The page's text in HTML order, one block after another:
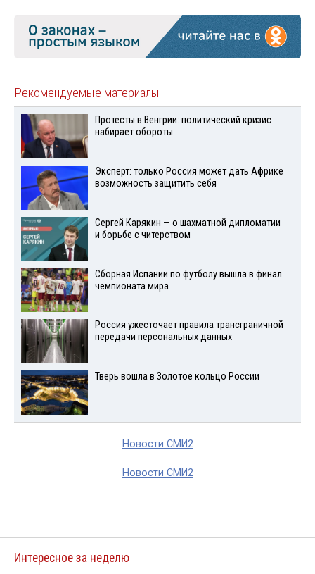
Рекомендуемые материалы
Протесты в Венгрии: политический кризис
набирает обороты
Эксперт: только Россия может дать Африке
возможность защитить себя
Сергей Карякин — о шахматной дипломатии
и борьбе с читерством
Сборная Испании по футболу вышла в финал
чемпионата мира
Россия ужесточает правила трансграничной
передачи персональных данных
Тверь вошла в Золотое кольцо России
Новости СМИ2
Новости СМИ2
Интересное за неделю